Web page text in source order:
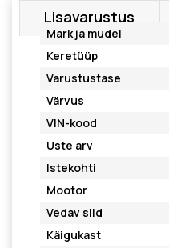
Lisavarustus
Mark ja mudel
Keretüüp
Varustustase
Värvus
VIN-kood
Uste arv
Istekohti
Mootor
Vedav sild
Käigukast